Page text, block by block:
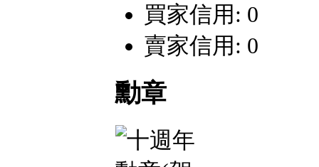
買家信用: 0
賣家信用: 0
勳章